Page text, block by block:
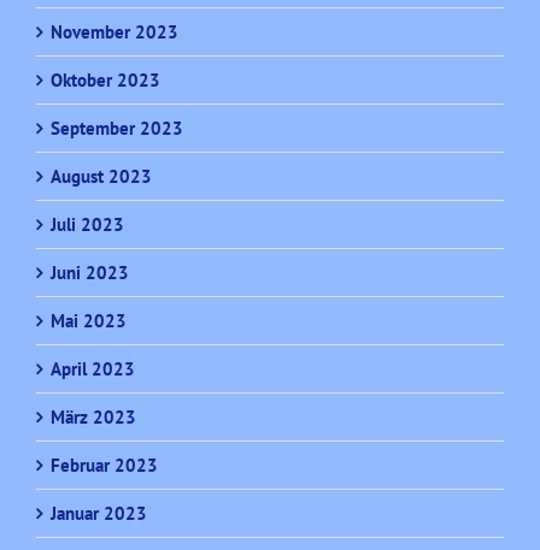
November 2023
Oktober 2023
September 2023
August 2023
Juli 2023
Juni 2023
Mai 2023
April 2023
März 2023
Februar 2023
Januar 2023